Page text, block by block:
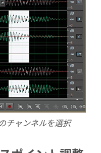
チャンネルを選択